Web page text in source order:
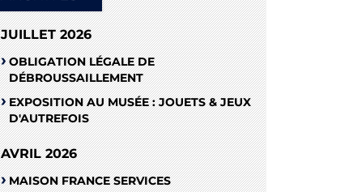
JUILLET 2026
OBLIGATION LÉGALE DE
DÉBROUSSAILLEMENT
EXPOSITION AU MUSÉE : JOUETS & JEUX
D'AUTREFOIS
AVRIL 2026
MAISON FRANCE SERVICES